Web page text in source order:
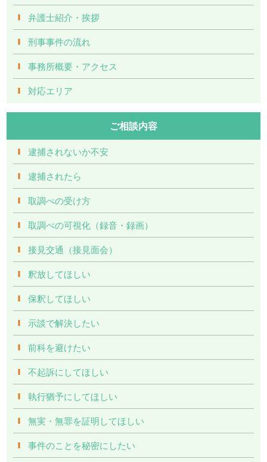
弁護士紹介・挨拶
刑事事件の流れ
事務所概要・アクセス
対応エリア
ご相談内容
逮捕されないか不安
逮捕されたら
取調べの受け方
取調べの可視化（録音・録画）
接見交通（接見面会）
釈放してほしい
保釈してほしい
示談で解決したい
前科を避けたい
不起訴にしてほしい
執行猶予にしてほしい
無実・無罪を証明してほしい
事件のことを秘密にしたい